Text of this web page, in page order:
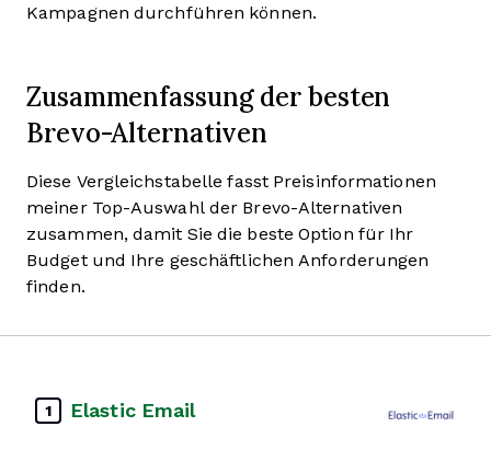
Kampagnen durchführen können.
Zusammenfassung der besten
Brevo-Alternativen
Diese Vergleichstabelle fasst Preisinformationen
meiner Top-Auswahl der Brevo-Alternativen
zusammen, damit Sie die beste Option für Ihr
Budget und Ihre geschäftlichen Anforderungen
finden.
1 Elastic Email